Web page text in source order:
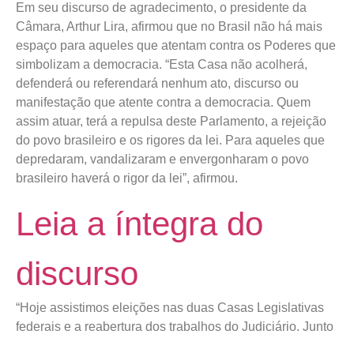
Em seu discurso de agradecimento, o presidente da
Câmara, Arthur Lira, afirmou que no Brasil não há mais
espaço para aqueles que atentam contra os Poderes que
simbolizam a democracia. “Esta Casa não acolherá,
defenderá ou referendará nenhum ato, discurso ou
manifestação que atente contra a democracia. Quem
assim atuar, terá a repulsa deste Parlamento, a rejeição
do povo brasileiro e os rigores da lei. Para aqueles que
depredaram, vandalizaram e envergonharam o povo
brasileiro haverá o rigor da lei”, afirmou.
Leia a íntegra do
discurso
“Hoje assistimos eleições nas duas Casas Legislativas
federais e a reabertura dos trabalhos do Judiciário. Junto